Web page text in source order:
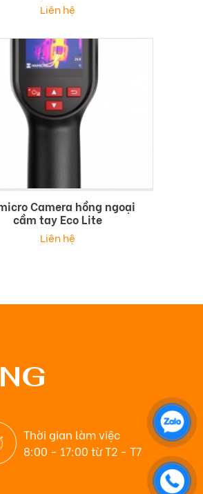
Liên hệ
Camera hồng ngoại
cầm tay Eco Lite
Liên hệ
Thời gian làm việc
8:00 - 17:00 từ T2 - T7